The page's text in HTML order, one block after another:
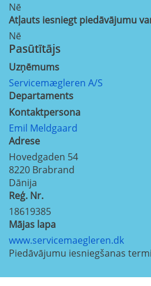
Nē
Atļauts iesniegt piedāvājumu
Nē
Pasūtītājs
Uzņēmums
Servicemægleren A/S
Departaments
Kontaktpersona
Emil Meldgaard
Adrese
Hovedgaden 54
8220 Brabrand
Dānija
Reģ. Nr.
18619385
Mājas lapa
www.servicemaegleren.dk
Piedāvājumu iesniegšanas